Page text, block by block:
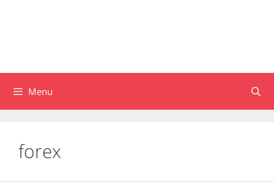
Menu
forex